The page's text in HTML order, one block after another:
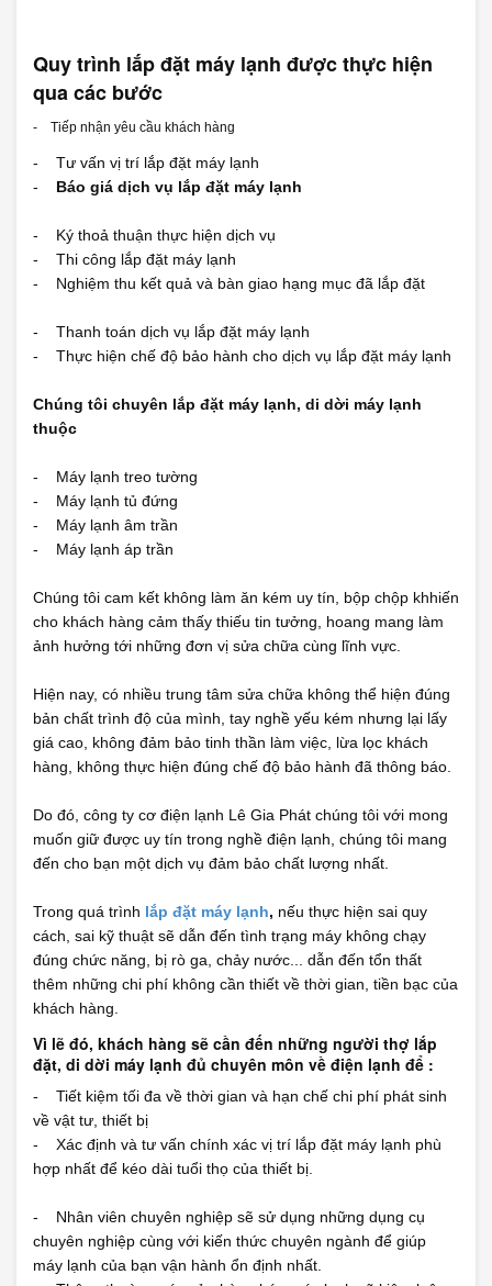
Quy trình lắp đặt máy lạnh được thực hiện
qua các bước
- Tiếp nhận yêu cầu khách hàng
- Tư vấn vị trí lắp đặt máy lạnh
- Báo giá dịch vụ lắp đặt máy lạnh
- Ký thoả thuận thực hiện dịch vụ
- Thi công lắp đặt máy lạnh
- Nghiệm thu kết quả và bàn giao hạng mục đã lắp đặt
- Thanh toán dịch vụ lắp đặt máy lạnh
- Thực hiện chế độ bảo hành cho dịch vụ lắp đặt máy lạnh
Chúng tôi chuyên lắp đặt máy lạnh, di dời máy lạnh
thuộc
- Máy lạnh treo tường
- Máy lạnh tủ đứng
- Máy lạnh âm trần
- Máy lạnh áp trần
Chúng tôi cam kết không làm ăn kém uy tín, bộp chộp khhiến
cho khách hàng cảm thấy thiếu tin tưởng, hoang mang làm
ảnh hưởng tới những đơn vị sửa chữa cùng lĩnh vực.
Hiện nay, có nhiều trung tâm sửa chữa không thể hiện đúng
bản chất trình độ của mình, tay nghề yếu kém nhưng lại lấy
giá cao, không đảm bảo tinh thần làm việc, lừa lọc khách
hàng, không thực hiện đúng chế độ bảo hành đã thông báo.
Do đó, công ty cơ điện lạnh Lê Gia Phát chúng tôi với mong
muốn giữ được uy tín trong nghề điện lạnh, chúng tôi mang
đến cho bạn một dịch vụ đảm bảo chất lượng nhất.
Trong quá trình lắp đặt máy lạnh, nếu thực hiện sai quy
cách, sai kỹ thuật sẽ dẫn đến tình trạng máy không chạy
đúng chức năng, bị rò ga, chảy nước... dẫn đến tổn thất
thêm những chi phí không cần thiết về thời gian, tiền bạc của
khách hàng.
Vì lẽ đó, khách hàng sẽ cần đến những người thợ lắp
đặt, di dời máy lạnh đủ chuyên môn về điện lạnh để :
- Tiết kiệm tối đa về thời gian và hạn chế chi phí phát sinh
về vật tư, thiết bị
- Xác định và tư vấn chính xác vị trí lắp đặt máy lạnh phù
hợp nhất để kéo dài tuổi thọ của thiết bị.
- Nhân viên chuyên nghiệp sẽ sử dụng những dụng cụ
chuyên nghiệp cùng với kiến thức chuyên ngành để giúp
máy lạnh của bạn vận hành ổn định nhất.